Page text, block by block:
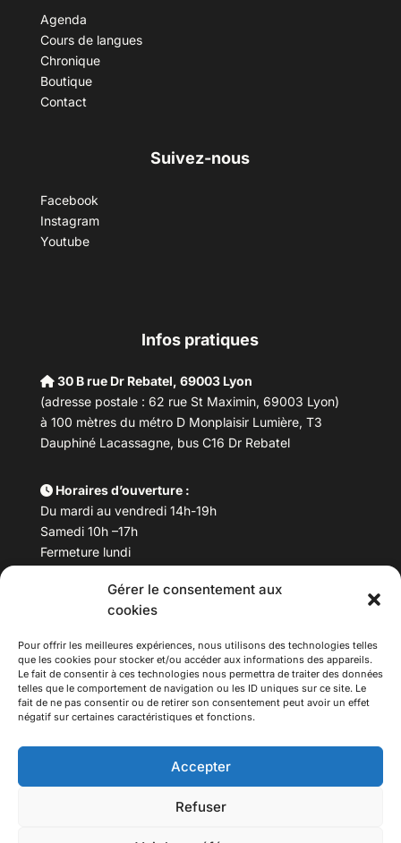
Gérer le consentement aux
cookies
Pour offrir les meilleures expériences, nous utilisons des technologies telles
que les cookies pour stocker et/ou accéder aux informations des appareils.
Le fait de consentir à ces technologies nous permettra de traiter des données
telles que le comportement de navigation ou les ID uniques sur ce site. Le
fait de ne pas consentir ou de retirer son consentement peut avoir un effet
négatif sur certaines caractéristiques et fonctions.
Accepter
Refuser
Agenda
Cours de langues
Chronique
Boutique
Contact
Suivez-nous
Facebook
Instagram
Youtube
Infos pratiques
30 B rue Dr Rebatel, 69003 Lyon
(adresse postale : 62 rue St Maximin, 69003 Lyon)
à 100 mètres du métro D Monplaisir Lumière, T3
Dauphiné Lacassagne, bus C16 Dr Rebatel
Horaires d’ouverture :
Du mardi au vendredi 14h-19h
Samedi 10h –17h
Fermeture lundi
Téléphone : 04 78 53 06 40
maisondesculturesasiatiques@asiexpo.com